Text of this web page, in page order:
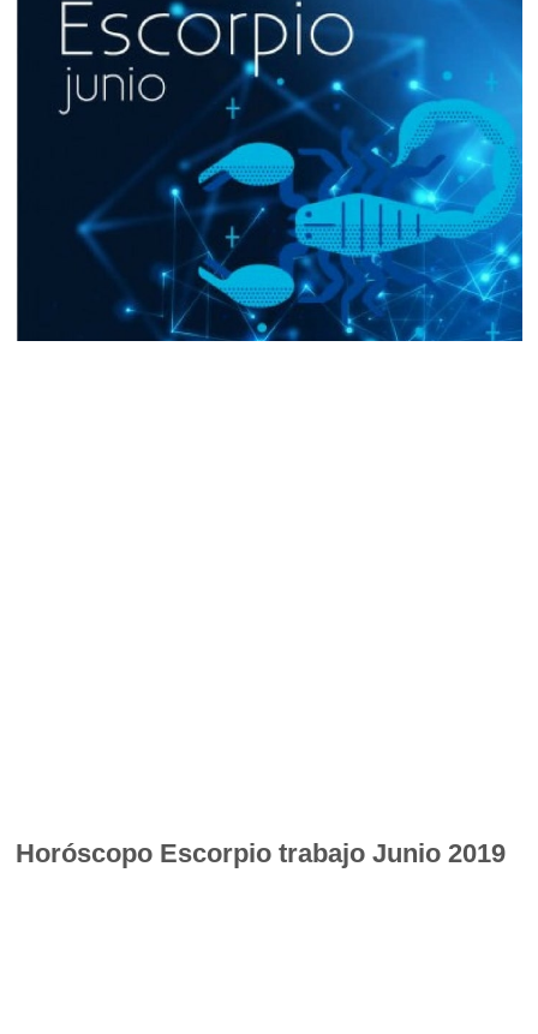
Horóscopo Escorpio trabajo Junio 2019